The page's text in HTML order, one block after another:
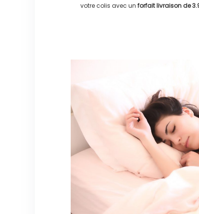
votre colis avec un forfait livraison de